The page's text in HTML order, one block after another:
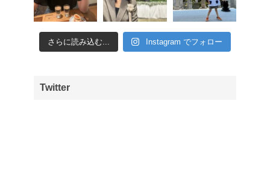
さらに読み込む... Instagram でフォロー
Twitter